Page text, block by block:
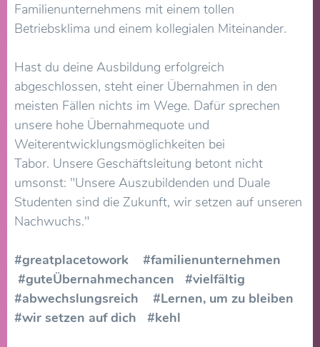
Familienunternehmens mit einem tollen
Betriebsklima und einem kollegialen Miteinander.
Hast du deine Ausbildung erfolgreich
abgeschlossen, steht einer Übernahmen in den
meisten Fällen nichts im Wege. Dafür sprechen
unsere hohe Übernahmequote und
Weiterentwicklungsmöglichkeiten bei
Tabor. Unsere Geschäftsleitung betont nicht
umsonst: "Unsere Auszubildenden und Duale
Studenten sind die Zukunft, wir setzen auf unseren
Nachwuchs."
#greatplacetowork #familienunternehmen
#guteÜbernahmechancen #vielfältig
#abwechslungsreich #Lernen, um zu bleiben
#wir setzen auf dich #kehl